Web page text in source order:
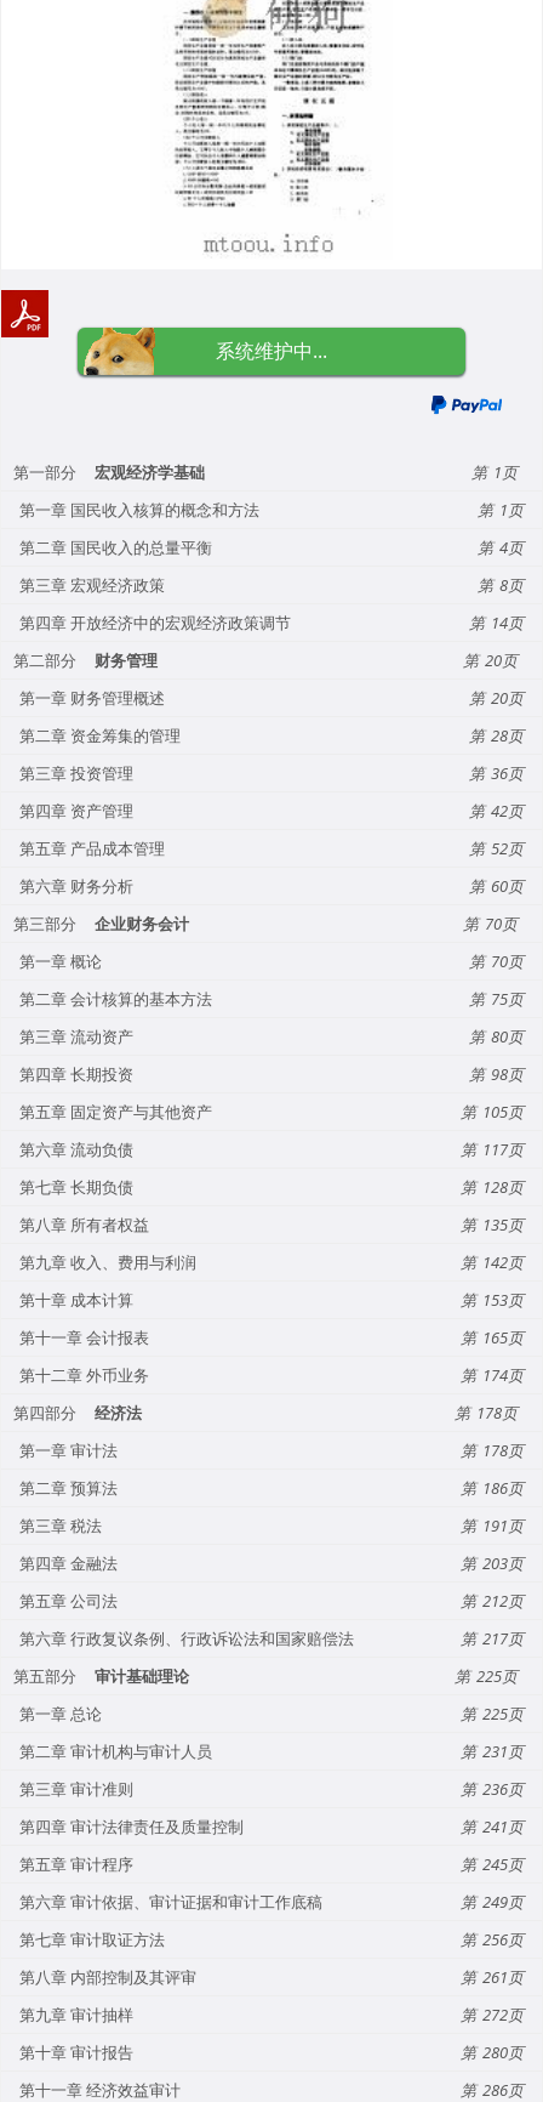
系统维护中...
第一部分 宏观经济学基础
1
第一章 国民收入核算的概念和方法
1
第二章 国民收入的总量平衡
4
第三章 宏观经济政策
8
第四章 开放经济中的宏观经济政策调节
14
第二部分
财务管理
20
第一章 财务管理概述
20
第二章 资金筹集的管理
28
第三章 投资管理
36
第四章 资产管理
42
第五章 产品成本管理
52
第六章 财务分析
60
第三部分
企业财务会计
70
第一章 概论
70
第二章 会计核算的基本方法
75
第三章 流动资产
80
第四章 长期投资
98
第五章 固定资产与其他资产
105
第六章 流动负债
117
第七章 长期负债
128
第八章 所有者权益
135
第九章 收入、费用与利润
142
第十章 成本计算
153
第十一章 会计报表
165
第十二章 外币业务
174
第四部分
经济法
178
第一章 审计法
178
第二章 预算法
186
第三章 税法
191
第四章 金融法
203
第五章 公司法
212
第六章 行政复议条例、行政诉讼法和国家赔偿法
217
第五部分
审计基础理论
225
第一章 总论
225
第二章 审计机构与审计人员
231
第三章 审计准则
236
第四章 审计法律责任及质量控制
241
第五章 审计程序
245
第六章 审计依据、审计证据和审计工作底稿
249
第七章 审计取证方法
256
第八章 内部控制及其评审
261
第九章 审计抽样
272
第十章 审计报告
280
第十一章 经济效益审计
286